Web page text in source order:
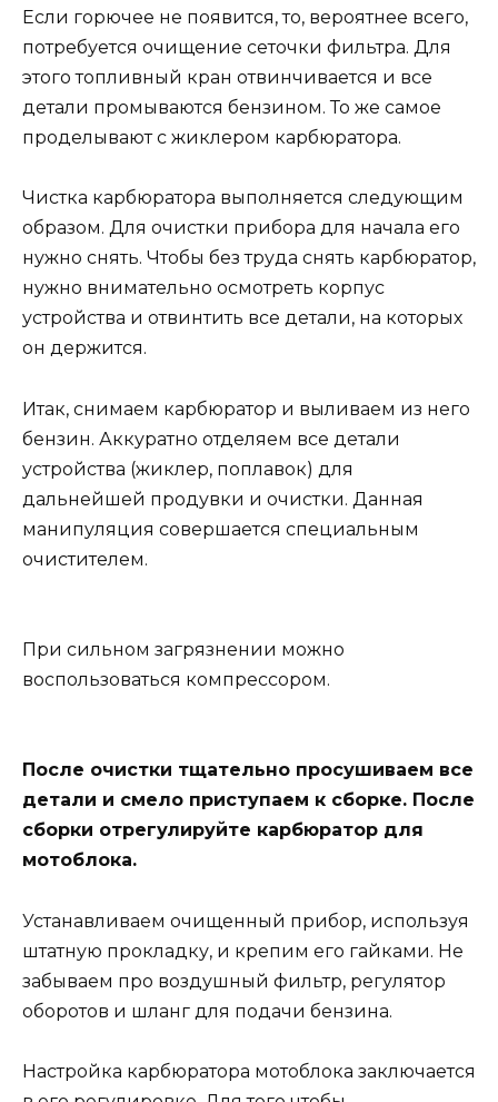
Если горючее не появится, то, вероятнее всего,
потребуется очищение сеточки фильтра. Для
этого топливный кран отвинчивается и все
детали промываются бензином. То же самое
проделывают с жиклером карбюратора.
Чистка карбюратора выполняется следующим
образом. Для очистки прибора для начала его
нужно снять. Чтобы без труда снять карбюратор,
нужно внимательно осмотреть корпус
устройства и отвинтить все детали, на которых
он держится.
Итак, снимаем карбюратор и выливаем из него
бензин. Аккуратно отделяем все детали
устройства (жиклер, поплавок) для
дальнейшей продувки и очистки. Данная
манипуляция совершается специальным
очистителем.
При сильном загрязнении можно
воспользоваться компрессором.
После очистки тщательно просушиваем все
детали и смело приступаем к сборке. После
сборки отрегулируйте карбюратор для
мотоблока.
Устанавливаем очищенный прибор, используя
штатную прокладку, и крепим его гайками. Не
забываем про воздушный фильтр, регулятор
оборотов и шланг для подачи бензина.
Настройка карбюратора мотоблока заключается